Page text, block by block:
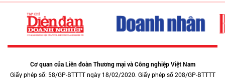
Cơ quan của Liên đoàn Thương mại và Công nghiệp Việt Nam
Giấy phép số: 58/GP-BTTTT ngày 18/02/2020. Giấy phép số 208/GP-BTTTT